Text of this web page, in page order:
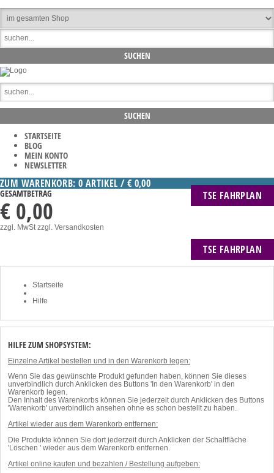
STARTSEITE
BLOG
MEIN KONTO
NEWSLETTER
TSE FAHRPLAN
ZUM WARENKORB: 0 ARTIKEL / € 0,00
GESAMTBETRAG
€ 0,00
zzgl. MwStzzgl. Versandkosten
TSE FAHRPLAN
Startseite
Hilfe
HILFE ZUM SHOPSYSTEM:
Einzelne Artikel bestellen und in den Warenkorb legen:
Wenn Sie das gewünschte Produkt gefunden haben, können Sie dieses
unverbindlich durch Anklicken des Buttons 'In den Warenkorb' in den
Warenkorb legen.
Den Inhalt des Warenkorbs können Sie jederzeit durch Anklicken des Buttons
'Warenkorb' unverbindlich ansehen ohne es schon bestellt zu haben.
Artikel wieder aus dem Warenkorb entfernen:
Die Produkte können Sie dort jederzeit durch Anklicken der Schaltfläche
'Löschen ' wieder aus dem Warenkorb entfernen.
Artikel online kaufen und bezahlen / Bestellung aufgeben: